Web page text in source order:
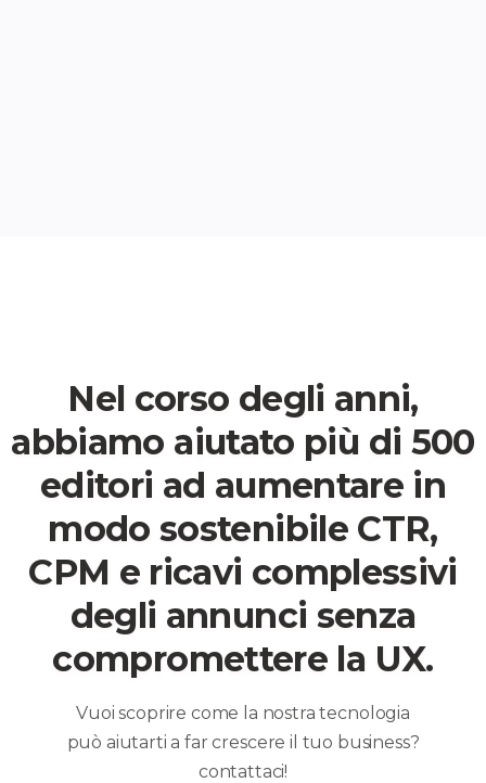
Nel corso degli anni,
abbiamo aiutato più di 500
editori ad aumentare in
modo sostenibile CTR,
CPM e ricavi complessivi
degli annunci senza
compromettere la UX.
Vuoi scoprire come la nostra tecnologia
può aiutarti a far crescere il tuo business?
contattaci!